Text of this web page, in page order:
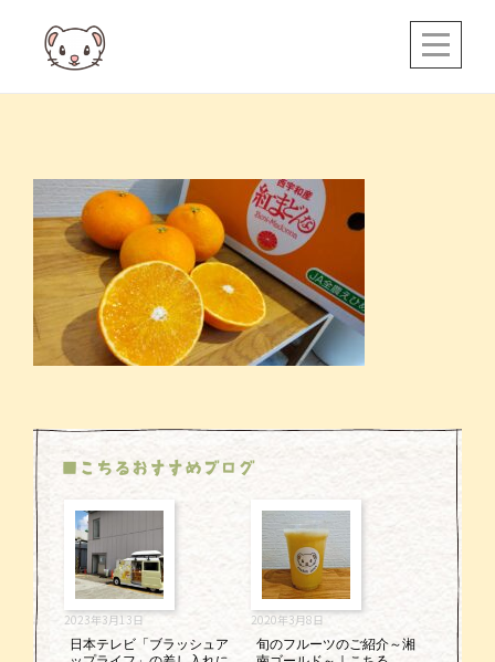
content
■こちるおすすめブログ
2023年3月13日
日本テレビ「ブラッシュア
2020年3月8日
旬のフルーツのご紹介～湘
稿
ナ
ビ
ゲ
ー
シ
ン